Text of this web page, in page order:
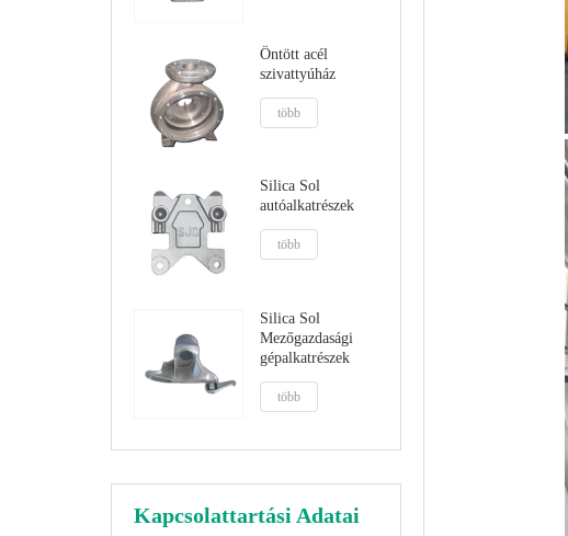
Öntött acél
szivattyúház
több
Silica Sol
autóalkatrészek
több
Silica Sol
Mezőgazdasági
gépalkatrészek
több
Kapcsolattartási Adatai